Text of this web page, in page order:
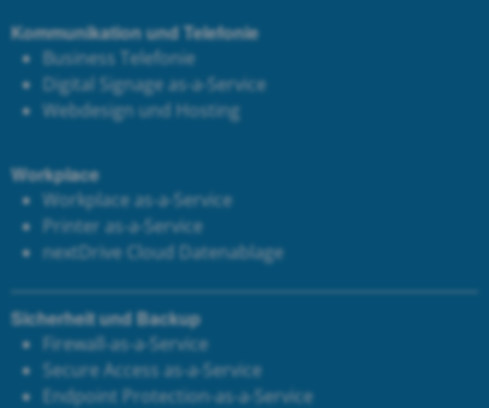
Kommunikation und Telefonie
Business Telefonie
Digital Signage as-a-Service
Webdesign und Hosting
Workplace
Workplace as-a-Service
Printer as-a-Service
nextDrive Cloud Datenablage
Sicherheit und Backup
Firewall-as-a-Service
Secure Access as-a-Service
Endpoint Protection-as-a-Service